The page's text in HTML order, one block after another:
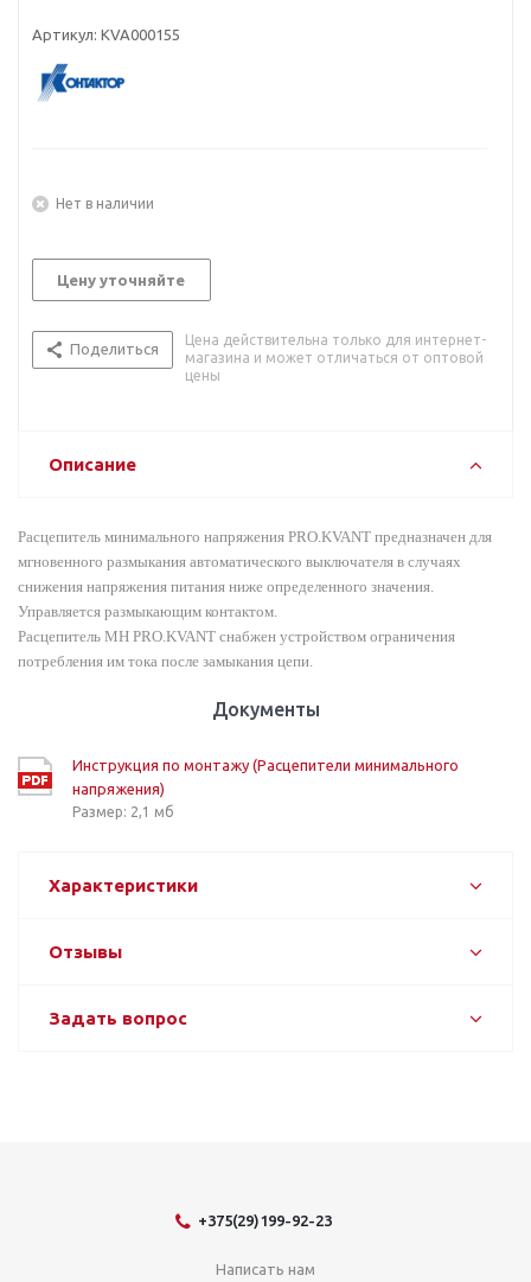
Артикул: KVA000155
Нет в наличии
Цену уточняйте
Поделиться
Цена действительна только для интернет-
магазина и может отличаться от оптовой
цены
Описание
Расцепитель минимального напряжения PRO.KVANT предназначен для
мгновенного размыкания автоматического выключателя в случаях
снижения напряжения питания ниже определенного значения.
Управляется размыкающим контактом.
Расцепитель MH PRO.KVANT снабжен устройством ограничения
потребления им тока после замыкания цепи.
Документы
Инструкция по монтажу (Расцепители минимального
напряжения)
Размер: 2,1 мб
Характеристики
Отзывы
Задать вопрос
+375(29)199-92-23
Написать нам